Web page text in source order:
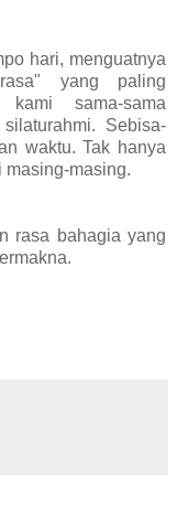
hari, menguatnya
yang paling
kami sama-sama
Sebisa-
waktu. Tak hanya
masing-masing.
rasa bahagia yang